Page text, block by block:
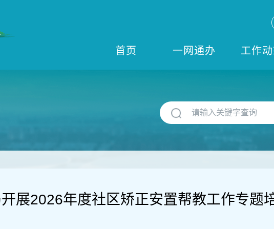
首页 一网通办 工作
展2026年度社区矫正安置帮教工作专题